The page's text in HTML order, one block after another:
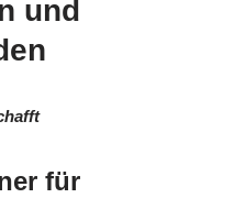
und
für